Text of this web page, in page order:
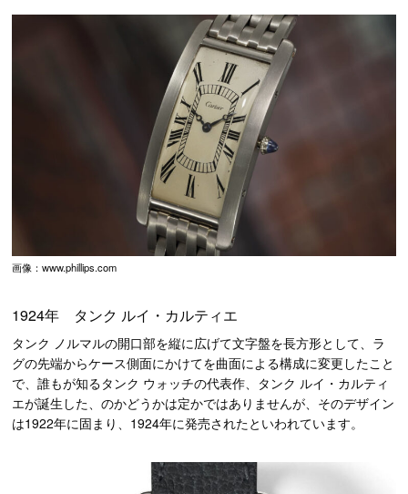
画像：www.phillips.com
1924年 タンク ルイ・カルティエ
タンク ノルマルの開口部を縦に広げて文字盤を長方形として、ラ
グの先端からケース側面にかけてを曲面による構成に変更したこと
で、誰もが知るタンク ウォッチの代表作、タンク ルイ・カルティ
エが誕生した、のかどうかは定かではありませんが、そのデザイン
は1922年に固まり、1924年に発売されたといわれています。